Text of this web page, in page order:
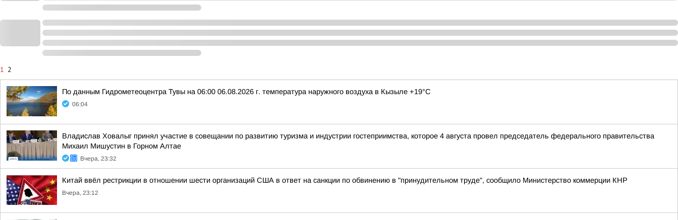
1 2
По данным Гидрометеоцентра Тувы на 06:00 06.08.2026 г. температура наружного воздуха в Кызыле +19°С
06:04
Владислав Ховалыг принял участие в совещании по развитию туризма и индустрии гостеприимства, которое 4 августа провел председатель федерального правительства
Михаил Мишустин в Горном Алтае
Вчера, 23:32
Китай ввёл рестрикции в отношении шести организаций США в ответ на санкции по обвинению в "принудительном труде", сообщило Министерство коммерции КНР
Вчера, 23:12